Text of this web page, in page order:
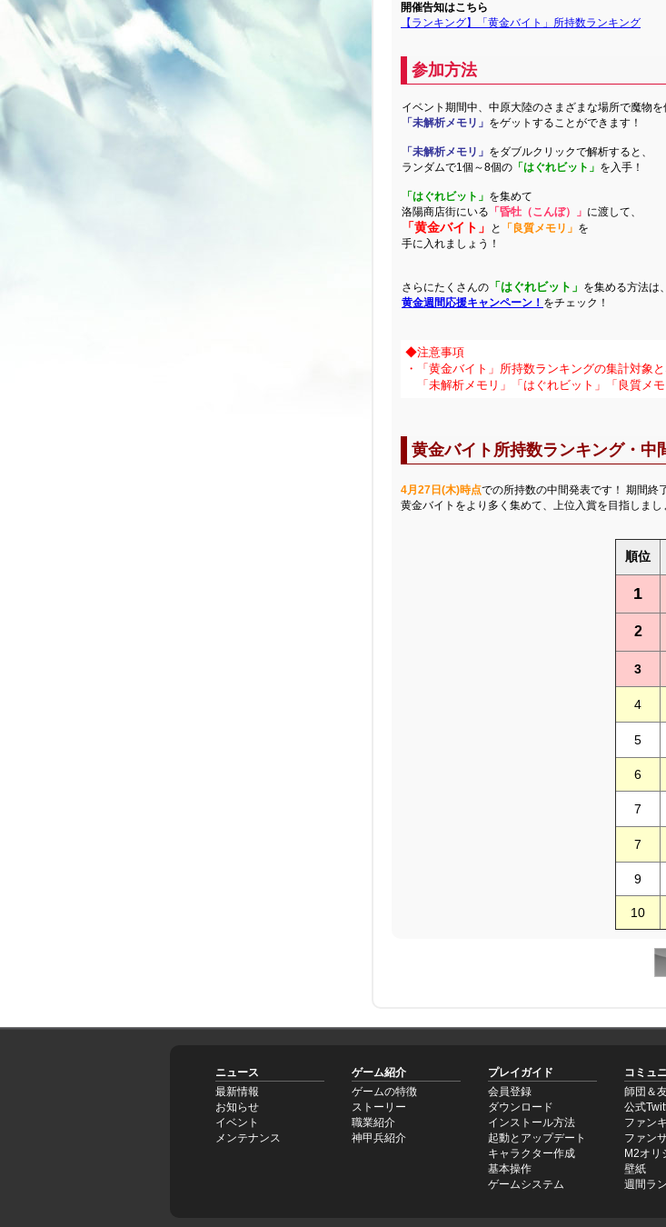
開催告知はこちら
【ランキング】「黄金バイト」所持数ランキング
参加方法
イベント期間中、中原大陸のさまざまな場所で魔物を
「未解析メモリ」 をゲットすることができます！
「未解析メモリ」 をダブルクリックで解析すると、
ランダムで1個～8個の 「はぐれビット」 を入手！
「はぐれビット」 を集めて
洛陽商店街にいる 「昏牡（こんぼ）」 に渡して、
「黄金バイト」 と 「良質メモリ」 を
手に入れましょう！
さらにたくさんの 「はぐれビット」 を集める方法は、
黄金週間応援キャンペーン！ をチェック！
◆注意事項
・「黄金バイト」所持数ランキングの集計対象
「未解析メモリ」「はぐれビット」「良質メ
黄金バイト所持数ランキング・中
4月27日(木)時点での所持数の中間発表です！ 期間終
黄金バイトをより多く集めて、上位入賞を目指しまし
順位
1
2
3
4
5
6
7
7
9
10
ニュース
最新情報
お知らせ
イベント
メンテナンス
ゲーム紹介
ゲームの特徴
ストーリー
職業紹介
神甲兵紹介
プレイガイド
会員登録
ダウンロード
インストール方法
起動とアップデート
キャラクター作成
基本操作
ゲームシステム
コミュ
師団＆
公式
ファン
ファン
M2オリ
壁紙
週間ラ